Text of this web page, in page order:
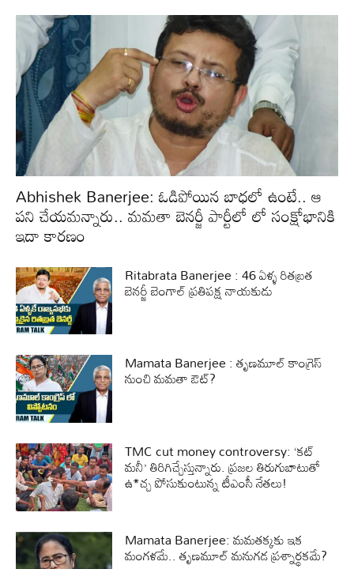
Abhishek Banerjee: ఓడిపోయిన బాధలో ఉంటే.. ఆ
పని చేయమన్నారు.. మమతా బెనర్జీ పార్టీలో లో సంక్షోభానికి
ఇదా కారణం
Ritabrata Banerjee : 46 ఏళ్ళ రితబ్రత
బెనర్జీ బెంగాల్ ప్రతిపక్ష నాయకుడు
Mamata Banerjee : తృణమూల్ కాంగ్రెస్
నుంచి మమతా ఔట్?
TMC cut money controversy: ‘కట్‌
మనీ’ తిరిగిచ్చేస్తున్నారు. ప్రజల తిరుగుబాటుతో
ఉ*చ్చ పోసుకుంటున్న టీఎంసీ నేతలు!
Mamata Banerjee: మమతక్కకు ఇక
మంగళమే.. తృణమూల్‌ మనుగడ ప్రశ్నార్థకమే?